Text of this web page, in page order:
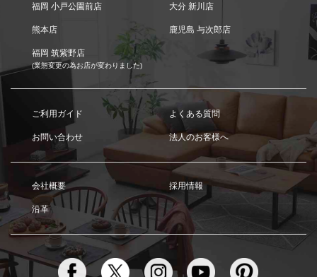
福岡 小戸公園前店 大分 新川店
熊本店 鹿児島 与次郎店
福岡 筑紫野店
(業態変更の為お店が変わりました)
ご利用ガイド よくある質問
お問い合わせ 法人のお客様へ
会社概要 採用情報
沿革